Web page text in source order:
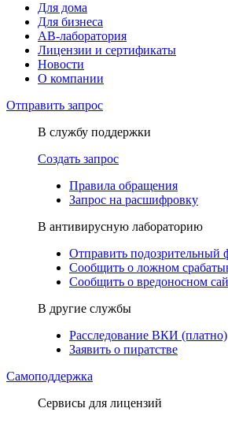
Для дома
Для бизнеса
АВ-лаборатория
Лицензии и сертификаты
Новости
О компании
Отправить запрос
В службу поддержки
Создать запрос
Правила обращения
Запрос на расшифровку
В антивирусную лабораторию
Отправить подозрительный
Сообщить о ложном
Сообщить о вредоносном
В другие службы
Расследование ВКИ (платно)
Заявить о пиратстве
Самоподдержка
Сервисы для лицензий